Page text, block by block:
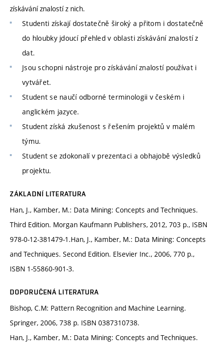
získávání znalostí z nich.
Studenti získají dostatečně široký a přitom i dostatečně
do hloubky jdoucí přehled v oblasti získávání znalostí z
dat.
Jsou schopni nástroje pro získávání znalostí používat i
vytvářet.
Student se naučí odborné terminologii v českém i
anglickém jazyce.
Student získá zkušenost s řešením projektů v malém
týmu.
Student se zdokonalí v prezentaci a obhajobě výsledků
projektu.
ZÁKLADNÍ LITERATURA
Han, J., Kamber, M.: Data Mining: Concepts and Techniques.
Third Edition. Morgan Kaufmann Publishers, 2012, 703 p., ISBN
978-0-12-381479-1.Han, J., Kamber, M.: Data Mining: Concepts
and Techniques. Second Edition. Elsevier Inc., 2006, 770 p.,
ISBN 1-55860-901-3.
DOPORUČENÁ LITERATURA
Bishop, C.M: Pattern Recognition and Machine Learning.
Springer, 2006, 738 p. ISBN 0387310738.
Han, J., Kamber, M.: Data Mining: Concepts and Techniques.